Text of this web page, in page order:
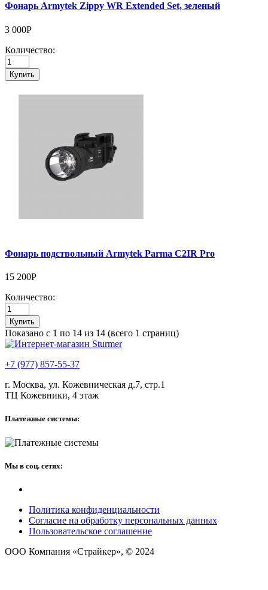
Фонарь Armytek Zippy WR Extended Set, зеленый
3 000Р
Количество:
Купить
Фонарь подствольный Armytek Parma C2IR Pro
15 200Р
Количество:
Купить
Показано с 1 по 14 из 14 (всего 1 страниц)
+7 (977) 857-55-37
г. Москва, ул. Кожевническая д.7, стр.1
ТЦ Кожевники, 4 этаж
Платежные системы:
Мы в соц. сетях:
Политика конфиденциальности
Согласие на обработку персональных данных
Пользовательское соглашение
ООО Компания «Страйкер», © 2024